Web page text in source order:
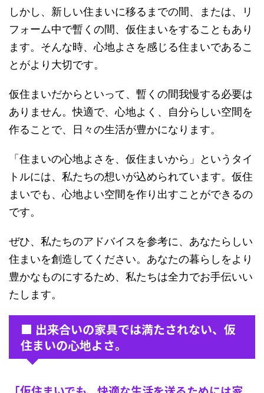
しかし、新しい住まいに移るまでの間、または、リ
フォーム中で暫くの間、仮住まいをすることもあり
ます。そんな時、心地よさを感じる住まいであるこ
とがより大切です。
仮住まいだからといって、暫くの間我慢する必要は
ありません。快適で、心地よく、自分らしい空間を
作ることで、日々の生活が豊かになります。
「住まいの心地よさを、仮住まいから」というタイ
トルには、私たちの想いが込められています。仮住
まいでも、心地よい空間を作り出すことができるの
です。
ぜひ、私たちのアドバイスを参考に、あなたらしい
住まいを創造してください。あなたの暮らしをより
豊かなものにするため、私たちは全力でお手伝いい
たします。
■ 出来合いの家具では満たされない、仮
住まいの心地よさ。